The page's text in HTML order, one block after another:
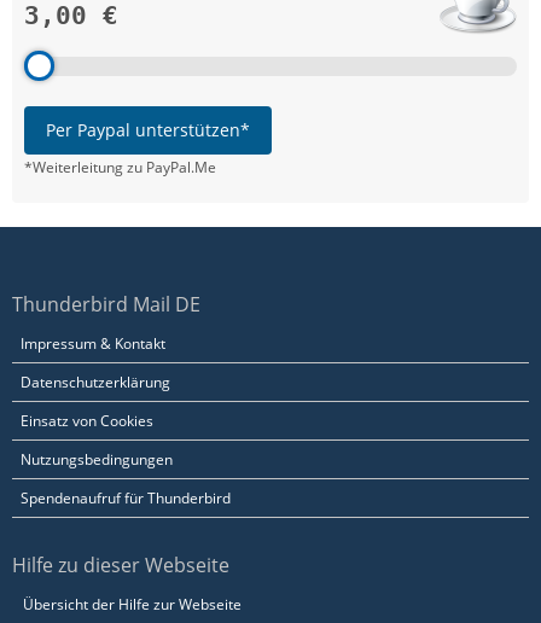
3,00 €
Per Paypal unterstützen*
*Weiterleitung zu PayPal.Me
Thunderbird Mail DE
Impressum & Kontakt
Datenschutzerklärung
Einsatz von Cookies
Nutzungsbedingungen
Spendenaufruf für Thunderbird
Hilfe zu dieser Webseite
Übersicht der Hilfe zur Webseite